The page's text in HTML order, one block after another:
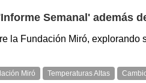
Semanal' además
la Fundación Miró,
Miró Temperaturas Altas